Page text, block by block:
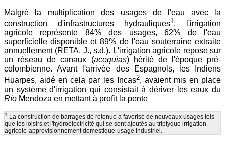
Malgré la multiplication des usages de l'eau avec la
construction d'infrastructures hydrauliques1, l'irrigation
agricole représente 84% des usages, 62% de l'eau
superficielle disponible et 89% de l'eau souterraine extraite
annuellement (RETA, J., s.d.). L'irrigation agricole repose sur
un réseau de canaux (acequias) hérité de l'époque pré-
colombienne. Avant l'arrivée des Espagnols, les Indiens
Huarpes, aidé en cela par les Incas2, avaient mis en place
un système d'irrigation qui consistait à dériver les eaux du
Río Mendoza en mettant à profit la pente
1 La construction de barrages de retenue a favorisé de nouveaux usages tels
que les loisirs et l'hydroélectricité qui se sont ajoutés au triptyque irrigation
agricole-approvisionnement domestique-usage industriel.